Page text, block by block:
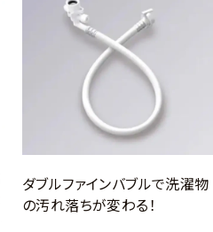
ダブルファインバブルで洗濯物
の汚れ落ちが変わる！